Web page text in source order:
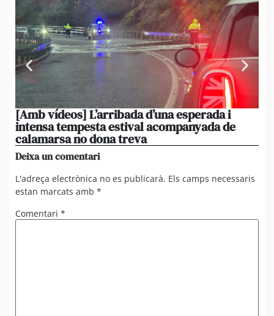
[Amb vídeos] L’arribada d’una esperada i
intensa tempesta estival acompanyada de
calamarsa no dona treva
Deixa un comentari
L'adreça electrònica no es publicarà. Els camps necessaris
estan marcats amb *
Comentari *